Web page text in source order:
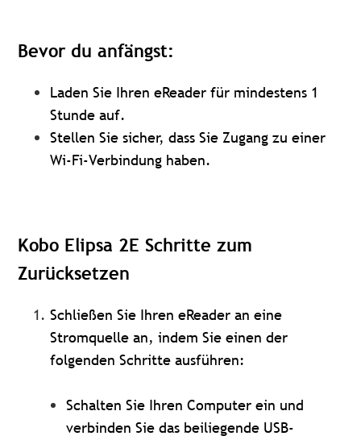
Bevor du anfängst:
Laden Sie Ihren eReader für mindestens 1
Stunde auf.
Stellen Sie sicher, dass Sie Zugang zu einer
Wi-Fi-Verbindung haben.
Kobo Elipsa 2E Schritte zum
Zurücksetzen
Schließen Sie Ihren eReader an eine
Stromquelle an, indem Sie einen der
folgenden Schritte ausführen:
Schalten Sie Ihren Computer ein und
verbinden Sie das beiliegende USB-